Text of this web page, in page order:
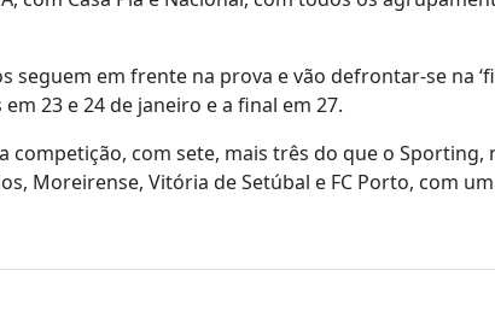
seguem em frente na prova e vão defrontar-se na
23 e 24 de janeiro e a final em 27.
competição, com sete, mais três do que o
Moreirense, Vitória de Setúbal e FC Porto, com